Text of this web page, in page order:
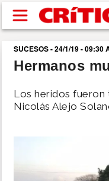
Pasar al contenido
buscar
SUCESOS - 24/1/19 - 09:30
Hermanos
Los heridos fueron
Nicolás Alejo